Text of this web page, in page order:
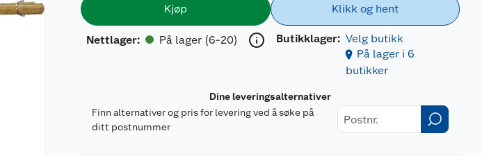
Kjøp
Nettlager: På lager (6-20)
Klikk og hent
Butikklager: Velg butikk
På lager i 6
butikker
Dine leveringsalternativer
Finn alternativer og pris for levering ved å søke på
ditt postnummer